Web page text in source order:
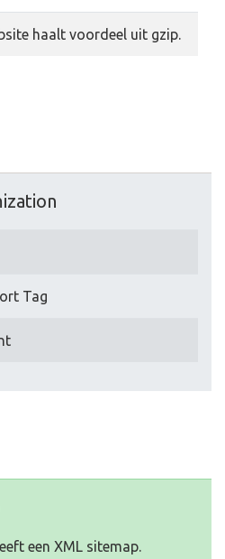
haalt voordeel uit gzip.
Tag
een XML sitemap.